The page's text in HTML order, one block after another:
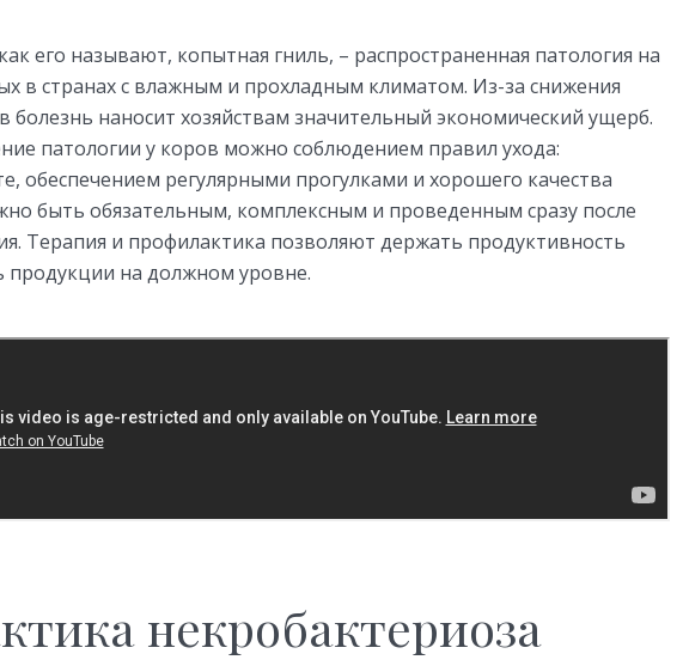
его называют, копытная гниль, – распространенная патология на
в странах с влажным и прохладным климатом. Из-за снижения
болезнь наносит хозяйствам значительный экономический ущерб.
патологии у коров можно соблюдением правил ухода:
обеспечением регулярными прогулками и хорошего качества
быть обязательным, комплексным и проведенным сразу после
Терапия и профилактика позволяют держать продуктивность
продукции на должном уровне.
некробактериоза